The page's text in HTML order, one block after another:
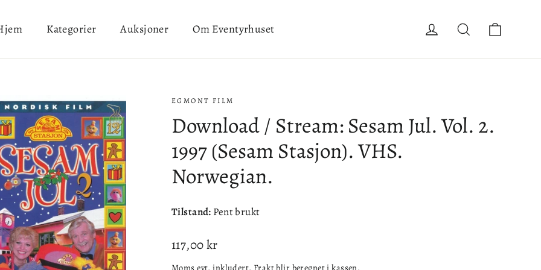
Kategorier Auksjoner Om Eventyrhuset Logg inn
EGMONT FILM
Download / Stream: Sesam Jul. Vol. 2.
1997 (Sesam Stasjon). VHS.
Norwegian.
Tilstand: Pent brukt
Ordinær
117,00 kr
Moms evt. inkludert. Fraktblir beregnet i kassen.